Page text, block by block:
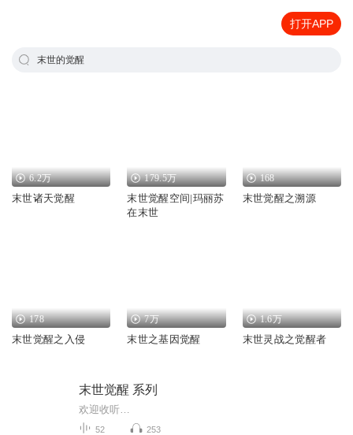
打开APP
末世的觉醒
6.2万
末世诸天觉醒
179.5万
末世觉醒空间|玛丽苏
在末世
168
末世觉醒之溯源
178
末世觉醒之入侵
7万
末世之基因觉醒
1.6万
末世灵战之觉醒者
末世觉醒 系列
欢迎收听…
52 253